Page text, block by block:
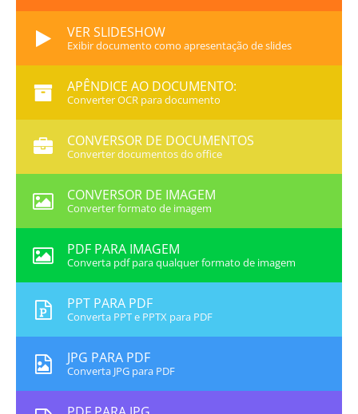
VER SLIDESHOW
Exibir documento como apresentação de slides
APÊNDICE AO DOCUMENTO:
Converter OCR para documento
CONVERSOR DE DOCUMENTOS
Converter documentos do office
CONVERSOR DE IMAGEM
Converter formato de imagem
PDF PARA IMAGEM
Converta pdf para qualquer formato de imagem
PPT PARA PDF
Converta PPT e PPTX para PDF
JPG PARA PDF
Converta JPG para PDF